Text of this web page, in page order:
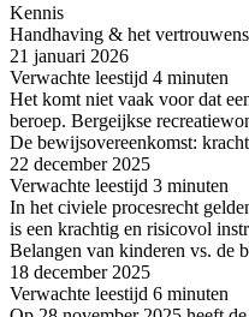
Kennis
Handhaving & het
21 januari 2026
Verwachte leestijd 4 minuten
Het komt niet vaak voor dat
beroep. Bergeijkse
De bewijsovereenkomst:
22 december 2025
Verwachte leestijd 3 minuten
In het civiele procesrecht
is een krachtig en risicovol
Belangen van kinderen vs. de
18 december 2025
Verwachte leestijd 6 minuten